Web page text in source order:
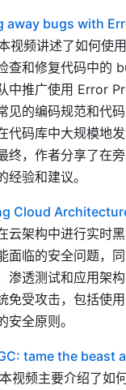
away bugs with
new window)
视频讲述了如何使
查和修复代码中的
中推广使用 Error
见的编码规范和代
代码库中大规模地
终，作者分享了在
经验和建议。
Cloud
云架构中进行实时
面临的安全问题，同
渗透测试和应用架
免受攻击，包括使
安全原则。
tame the beast
new window)
视频主要介绍了如